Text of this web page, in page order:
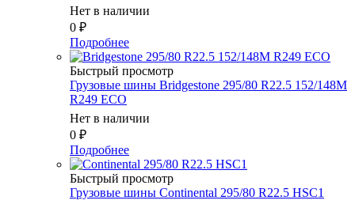
Нет в наличии
0 ₽
Подробнее
Быстрый просмотр
Грузовые шины Bridgestone 295/80 R22.5 152/148M
R249 ECO
Нет в наличии
0 ₽
Подробнее
Быстрый просмотр
Грузовые шины Continental 295/80 R22.5 HSC1